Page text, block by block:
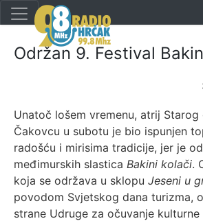
Održan 9. Festival
Unatoč lošem vremenu, atrij Starog
Čakovcu u subotu je bio ispunjen
radošću i mirisima tradicije, jer je
međimurskih slastica Bakini kolači.
koja se održava u sklopu Jeseni u
povodom Svjetskog dana turizma,
strane Udruge za očuvanje kulturne